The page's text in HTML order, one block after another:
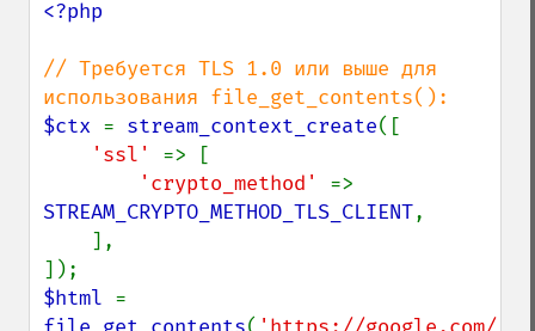
<?php
// Требуется TLS 1.0 или выше для
$ctx = stream_context_create([
'ssl' => [
'crypto_method'
STREAM_CRYPTO_METHOD_TLS_CLIENT,
$html